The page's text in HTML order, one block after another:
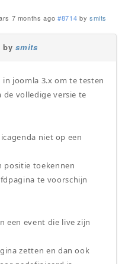
7 months ago #8714 by smits
bysmits
joomla 3.x om te testen
de volledige versie te
niet op een
positie toekennen
te voorschijn
een event die live zijn
zetten en dan ook